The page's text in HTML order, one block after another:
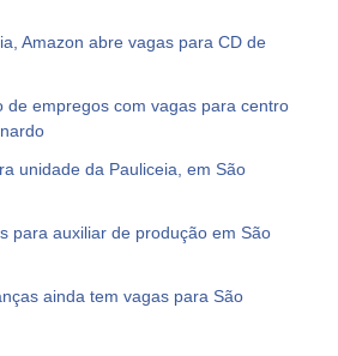
Amazon abre vagas para CD de
de empregos com vagas para centro
unidade da Pauliceia, em São
para auxiliar de produção em São
ainda tem vagas para São